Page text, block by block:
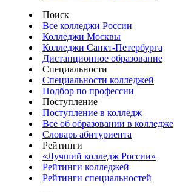
Поиск
Все колледжи России
Колледжи Москвы
Колледжи Санкт-Петербурга
Дистанционное образование
Специальности
Специальности колледжей
Подбор по профессии
Поступление
Поступление в колледж
Все об образовании в колледже
Словарь абитуриента
Рейтинги
«Лучший колледж России»
Рейтинги колледжей
Рейтинги специальностей